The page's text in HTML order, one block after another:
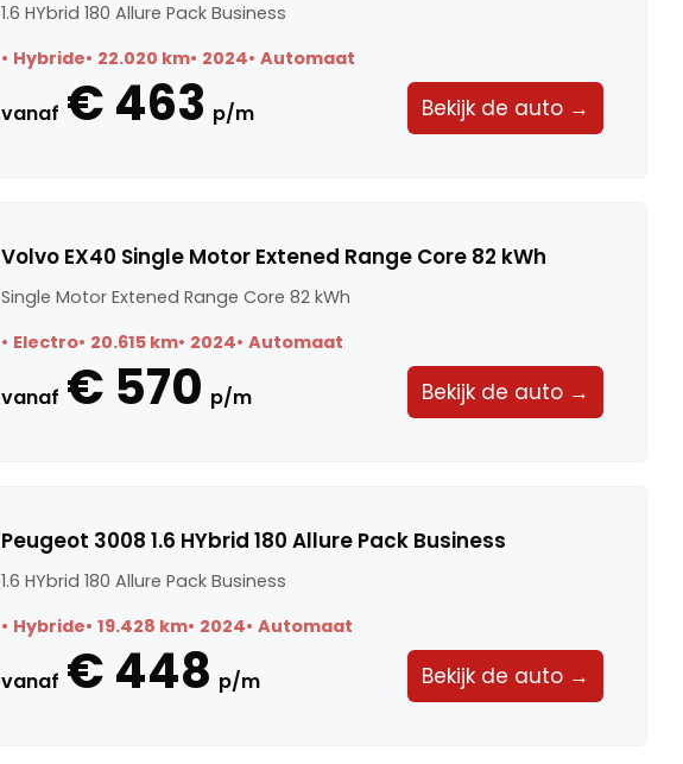
1.6 HYbrid 180 Allure Pack Business
Hybride 22.020 km 2024 Automaat
vanaf € 463 p/m Bekijk de auto →
Volvo EX40 Single Motor Extened Range Core 82 kWh
Single Motor Extened Range Core 82 kWh
Electro 20.615 km 2024 Automaat
vanaf € 570 p/m Bekijk de auto →
Peugeot 3008 1.6 HYbrid 180 Allure Pack Business
1.6 HYbrid 180 Allure Pack Business
Hybride 19.428 km 2024 Automaat
vanaf € 448 p/m Bekijk de auto →